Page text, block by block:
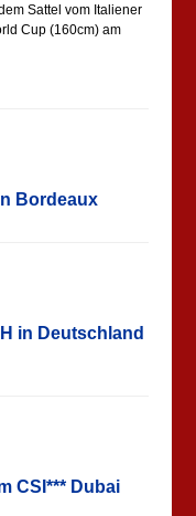
Sattel vom Italiener
Cup (160cm) am
Bordeaux
in Deutschland
CSI*** Dubai